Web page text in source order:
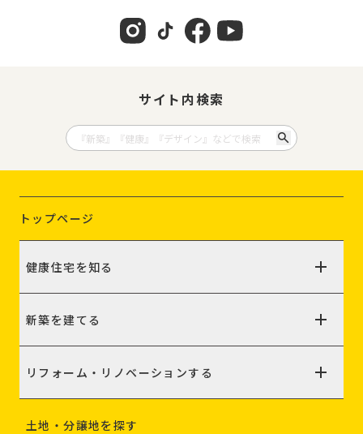
サイト内検索
トップページ
健康住宅を知る
新築を建てる
リフォーム・リノベーションする
土地・分譲地を探す